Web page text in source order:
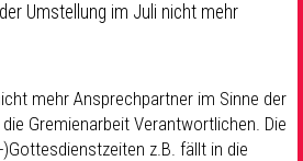
Umstellung im Juli nicht mehr
mehr Ansprechpartner im Sinne der
Gremienarbeit Verantwortlichen. Die
z.B. fällt in die